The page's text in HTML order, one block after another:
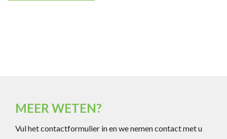
MEER WETEN?
Vul het contactformulier in en we nemen contact met u